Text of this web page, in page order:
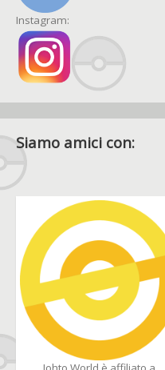
Instagram:
Siamo amici con: